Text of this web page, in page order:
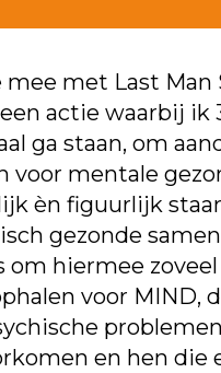
mee met Last Man
actie waarbij ik
ga staan, om
voor mentale
èn figuurlijk
gezonde
om hiermee
voor MIND,
en hen die